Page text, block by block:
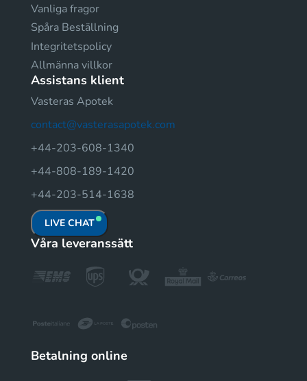
Vanliga fragor
Spåra Beställning
Integritetspolicy
Allmänna villkor
Assistans klient
Vasteras Apotek
contact@vasterasapotek.com
+44-203-608-1340
+44-808-189-1420
+44-203-514-1638
LIVE CHAT
Våra leveranssätt
Betalning online